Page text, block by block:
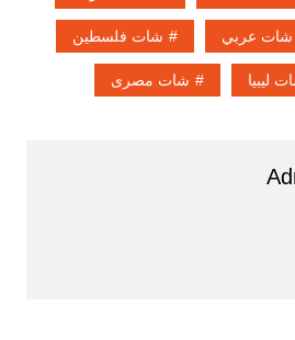
شات عربي شات فلسطين
ليبيا شات مصرى